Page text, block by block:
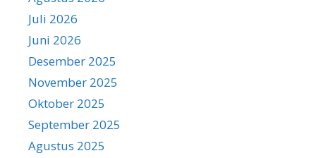
Juli 2026
Juni 2026
Desember 2025
November 2025
Oktober 2025
September 2025
Agustus 2025